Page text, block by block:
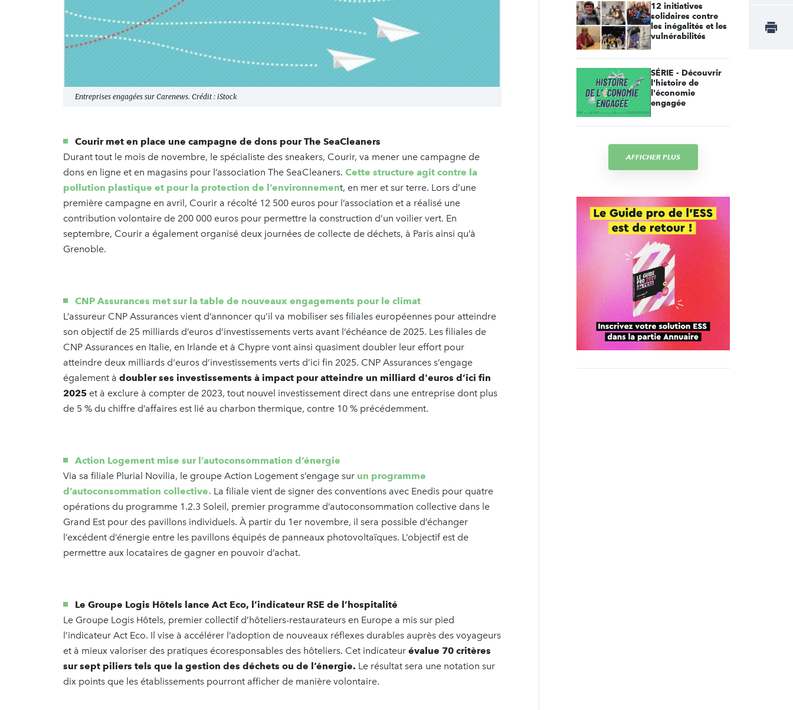
Entreprises engagées sur Carenews. Crédit : iStock
Courir met en place une campagne de dons pour The SeaCleaners
Durant tout le mois de novembre, le spécialiste des sneakers, Courir, va mener une campagne de
dons en ligne et en magasins pour l’association The SeaCleaners. Cette structure agit contre la
pollution plastique et pour la protection de l’environnement, en mer et sur terre. Lors d’une
première campagne en avril, Courir a récolté 12 500 euros pour l’association et a réalisé une
contribution volontaire de 200 000 euros pour permettre la construction d’un voilier vert. En
septembre, Courir a également organisé deux journées de collecte de déchets, à Paris ainsi qu’à
Grenoble.
CNP Assurances met sur la table de nouveaux engagements pour le climat
L’assureur CNP Assurances vient d’annoncer qu’il va mobiliser ses filiales européennes pour atteindre
son objectif de 25 milliards d’euros d’investissements verts avant l’échéance de 2025. Les filiales de
CNP Assurances en Italie, en Irlande et à Chypre vont ainsi quasiment doubler leur effort pour
atteindre deux milliards d'euros d’investissements verts d’ici fin 2025. CNP Assurances s’engage
également à doubler ses investissements à impact pour atteindre un milliard d'euros d’ici fin
2025 et à exclure à compter de 2023, tout nouvel investissement direct dans une entreprise dont plus
de 5 % du chiffre d’affaires est lié au charbon thermique, contre 10 % précédemment.
Action Logement mise sur l’autoconsommation d’énergie
Via sa filiale Plurial Novilia, le groupe Action Logement s’engage sur un programme
d’autoconsommation collective. La filiale vient de signer des conventions avec Enedis pour quatre
opérations du programme 1.2.3 Soleil, premier programme d’autoconsommation collective dans le
Grand Est pour des pavillons individuels. À partir du 1er novembre, il sera possible d’échanger
l’excédent d’énergie entre les pavillons équipés de panneaux photovoltaïques. L’objectif est de
permettre aux locataires de gagner en pouvoir d’achat.
Le Groupe Logis Hôtels lance Act Eco, l’indicateur RSE de l’hospitalité
Le Groupe Logis Hôtels, premier collectif d’hôteliers-restaurateurs en Europe a mis sur pied
l’indicateur Act Eco. Il vise à accélérer l’adoption de nouveaux réflexes durables auprès des voyageurs
et à mieux valoriser des pratiques écoresponsables des hôteliers. Cet indicateur évalue 70 critères
sur sept piliers tels que la gestion des déchets ou de l’énergie. Le résultat sera une notation sur
dix points que les établissements pourront afficher de manière volontaire.
12 initiatives
solidaires contre
les inégalités et les
vulnérabilités
SÉRIE - Découvrir
l'histoire de
l'économie
engagée
AFFICHER PLUS